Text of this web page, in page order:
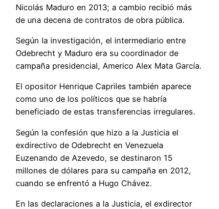
Nicolás Maduro en 2013; a cambio recibió más
de una decena de contratos de obra pública.
Según la investigación, el intermediario entre
Odebrecht y Maduro era su coordinador de
campaña presidencial, Americo Alex Mata García.
El opositor Henrique Capriles también aparece
como uno de los políticos que se habría
beneficiado de estas transferencias irregulares.
Según la confesión que hizo a la Justicia el
exdirectivo de Odebrecht en Venezuela
Euzenando de Azevedo, se destinaron 15
millones de dólares para su campaña en 2012,
cuando se enfrentó a Hugo Chávez.
En las declaraciones a la Justicia, el exdirector